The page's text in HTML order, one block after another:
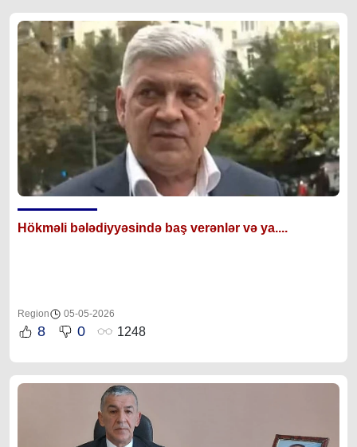
Hökməli bələdiyyəsində baş verənlər və ya....
Region 05-05-2026
8 0 1248